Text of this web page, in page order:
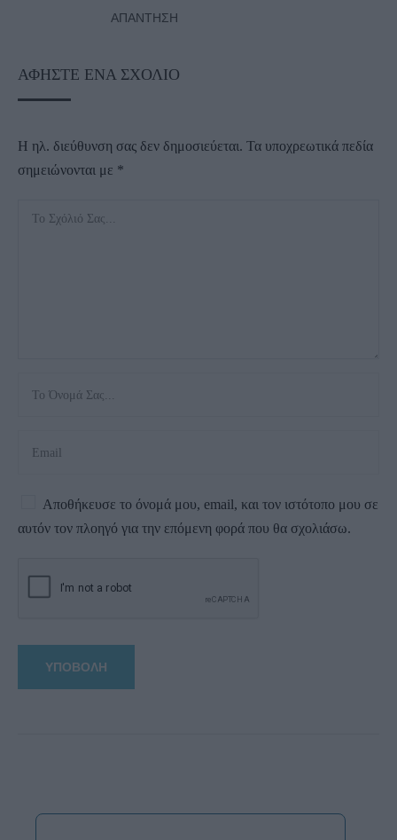
ΑΠΆΝΤΗΣΗ
ΑΦΉΣΤΕ ΈΝΑ ΣΧΌΛΙΟ
Η ηλ. διεύθυνση σας δεν δημοσιεύεται. Τα υποχρεωτικά πεδία
σημειώνονται με *
Αποθήκευσε το όνομά μου, email, και τον ιστότοπο μου σε
αυτόν τον πλοηγό για την επόμενη φορά που θα σχολιάσω.